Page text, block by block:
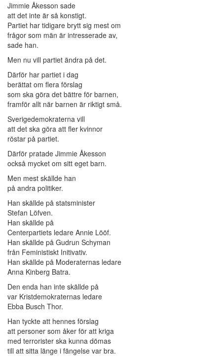
Jimmie Åkesson sade
att det inte är så konstigt.
Partiet har tidigare brytt sig mest om
frågor som män är intresserade av,
sade han.
Men nu vill partiet ändra på det.
Därför har partiet i dag
berättat om flera förslag
som ska göra det bättre för barnen,
framför allt när barnen är riktigt små.
Sverigedemokraterna vill
att det ska göra att fler kvinnor
röstar på partiet.
Därför pratade Jimmie Åkesson
också mycket om sitt eget barn.
Men mest skällde han
på andra politiker.
Han skällde på statsminister
Stefan Löfven.
Han skällde på
Centerpartiets ledare Annie Lööf.
Han skällde på Gudrun Schyman
från Feministiskt Initivativ.
Han skällde på Moderaternas ledare
Anna Kinberg Batra.
Den enda han inte skällde på
var Kristdemokraternas ledare
Ebba Busch Thor.
Han tyckte att hennes förslag
att personer som åker för att kriga
med terrorister ska kunna dömas
till att sitta länge i fängelse var bra.